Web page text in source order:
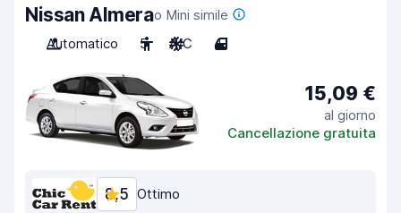
Nissan Almerao Mini simile
Automatico
5 A/C 4
15,09 €
al giorno
Cancellazione gratuita
8,5 Ottimo